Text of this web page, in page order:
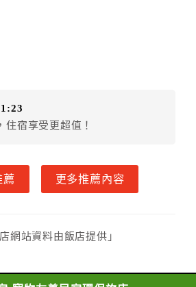
月21日觀宿字第1060600630號函
人
稱乙方）
同意本契約條款如下：
訂房時，應以書面或雙方約定方式
方預定住宿之期間、所需客房房
時，應確定住宿期間、房型、數
住宿享受更超值！
薦 更多推薦內容
店網站資料由飯店提供」